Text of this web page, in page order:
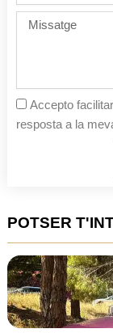
persones
Missatge
Accepto
resposta a la
POTSER